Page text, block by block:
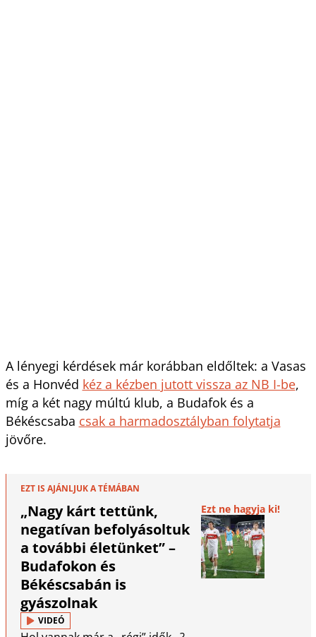
A lényegi kérdések már korábban eldőltek: a Vasas
és a Honvéd kéz a kézben jutott vissza az NB I-be,
míg a két nagy múltú klub, a Budafok és a
Békéscsaba csak a harmadosztályban folytatja
jövőre.
EZT IS AJÁNLJUK A TÉMÁBAN
„Nagy kárt tettünk,
negatívan befolyásoltuk
a további életünket” –
Budafokon és
Békéscsabán is
gyászolnak
Ezt ne hagyja ki!
VIDEÓ